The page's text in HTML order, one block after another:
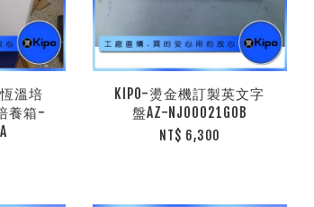
溫培
養箱-
KIPO-燙金機訂製英文字
盤AZ-NJO0021G0B
NT$ 6,300